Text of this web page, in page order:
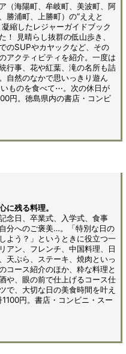
（海陽町、牟岐町、美波町、阿
勝浦町、上勝町）の“ええと
凝縮したレジャーガイドブック
！ 見晴らし抜群の低山歩き、
のSUPやカヤックなど、その
アクティビティを紹介。一度は
行事、花や紅葉、滝の名所も詰
自然のなかで思いっきり遊ん
ものを食べて⋯。次の休日が
円。徳島県内の書店・コンビ
に残る料理。
念日、卒業式、入学式、食事
分へのご褒美…。「特別な日の
よう？」というときに役立つ一
アン、フレンチ、中国料理、日
天ぷら、ステーキ、焼肉といっ
コース紹介のほか、粋な料理と
や、眼の前で仕上げるコース仕
で、大切な日の美食時間を叶え
1100円。書店・コンビニ・スー